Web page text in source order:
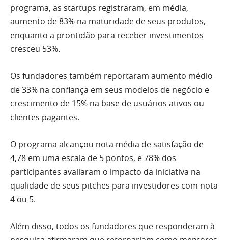
programa, as startups registraram, em média,
aumento de 83% na maturidade de seus produtos,
enquanto a prontidão para receber investimentos
cresceu 53%.
Os fundadores também reportaram aumento médio
de 33% na confiança em seus modelos de negócio e
crescimento de 15% na base de usuários ativos ou
clientes pagantes.
O programa alcançou nota média de satisfação de
4,78 em uma escala de 5 pontos, e 78% dos
participantes avaliaram o impacto da iniciativa na
qualidade de seus pitches para investidores com nota
4 ou 5.
Além disso, todos os fundadores que responderam à